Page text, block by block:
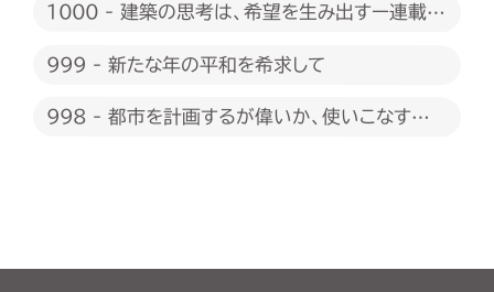
1000 - 建築の思考は、希望を生み出すー連載
999 - 新たな年の平和を希求して
998 - 都市を計画するが偉いか、使いこなすが